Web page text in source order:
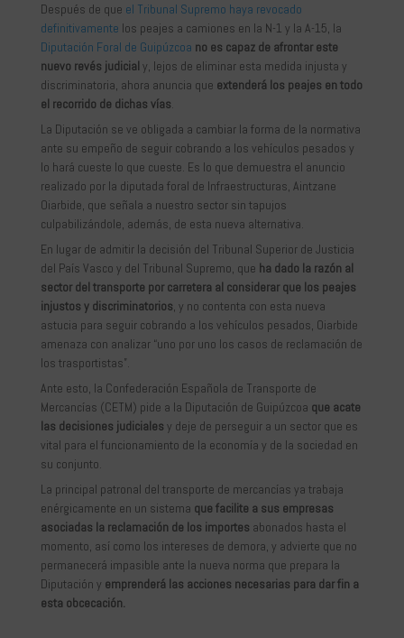
Después de que el Tribunal Supremo haya revocado
definitivamente los peajes a camiones en la N-1 y la A-15, la
Diputación Foral de Guipúzcoa no es capaz de afrontar este
nuevo revés judicial y, lejos de eliminar esta medida injusta y
discriminatoria, ahora anuncia que extenderá los peajes en todo
el recorrido de dichas vías.
La Diputación se ve obligada a cambiar la forma de la normativa
ante su empeño de seguir cobrando a los vehículos pesados y
lo hará cueste lo que cueste. Es lo que demuestra el anuncio
realizado por la diputada foral de Infraestructuras, Aintzane
Oiarbide, que señala a nuestro sector sin tapujos
culpabilizándole, además, de esta nueva alternativa.
En lugar de admitir la decisión del Tribunal Superior de Justicia
del País Vasco y del Tribunal Supremo, que ha dado la razón al
sector del transporte por carretera al considerar que los peajes
injustos y discriminatorios, y no contenta con esta nueva
astucia para seguir cobrando a los vehículos pesados, Oiarbide
amenaza con analizar “uno por uno los casos de reclamación de
los trasportistas”.
Ante esto, la Confederación Española de Transporte de
Mercancías (CETM) pide a la Diputación de Guipúzcoa que acate
las decisiones judiciales y deje de perseguir a un sector que es
vital para el funcionamiento de la economía y de la sociedad en
su conjunto.
La principal patronal del transporte de mercancías ya trabaja
enérgicamente en un sistema que facilite a sus empresas
asociadas la reclamación de los importes abonados hasta el
momento, así como los intereses de demora, y advierte que no
permanecerá impasible ante la nueva norma que prepara la
Diputación y emprenderá las acciones necesarias para dar fin a
esta obcecación.